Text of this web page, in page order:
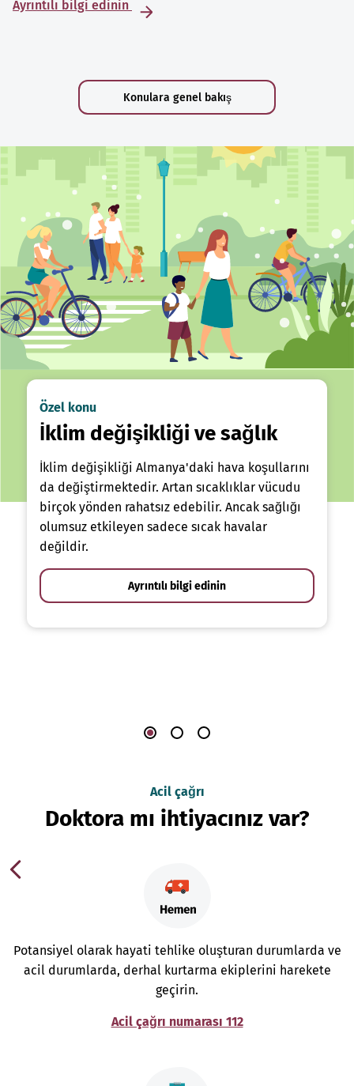
Ayrıntılı bilgi edinin
Konulara genel bakış
Özel konu
İklim değişikliği ve sağlık
İklim değişikliği Almanya'daki hava koşullarını
da değiştirmektedir. Artan sıcaklıklar vücudu
birçok yönden rahatsız edebilir. Ancak sağlığı
olumsuz etkileyen sadece sıcak havalar
değildir.
Ayrıntılı bilgi edinin
Acil çağrı
Doktora mı ihtiyacınız var?
Potansiyel olarak hayati tehlike oluşturan durumlarda ve
acil durumlarda, derhal kurtarma ekiplerini harekete
geçirin.
Acil çağrı numarası 112